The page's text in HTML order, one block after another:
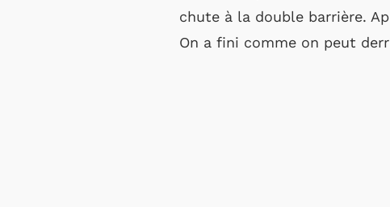
chute à la double barrière.
On a fini comme on peut